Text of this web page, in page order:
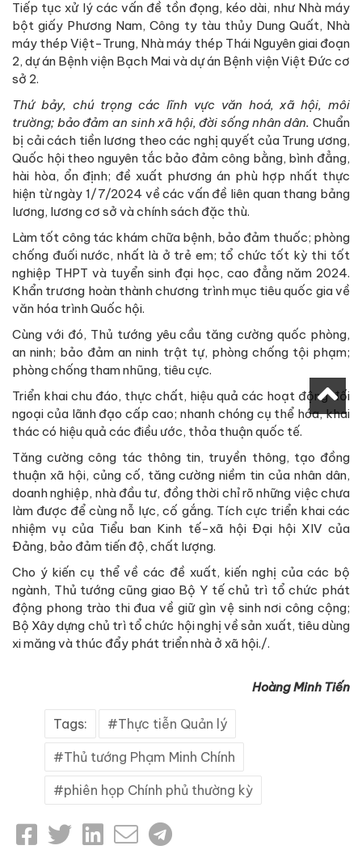
Tiếp tục xử lý các vấn đề tồn đọng, kéo dài, như Nhà máy
bột giấy Phương Nam, Công ty tàu thủy Dung Quất, Nhà
máy thép Việt-Trung, Nhà máy thép Thái Nguyên giai đoạn
2, dự án Bệnh viện Bạch Mai và dự án Bệnh viện Việt Đức cơ
sở 2.
Thứ bảy, chú trọng các lĩnh vực văn hoá, xã hội, môi
trường; bảo đảm an sinh xã hội, đời sống nhân dân. Chuẩn
bị cải cách tiền lương theo các nghị quyết của Trung ương,
Quốc hội theo nguyên tắc bảo đảm công bằng, bình đẳng,
hài hòa, ổn định; đề xuất phương án phù hợp nhất thực
hiện từ ngày 1/7/2024 về các vấn đề liên quan thang bảng
lương, lương cơ sở và chính sách đặc thù.
Làm tốt công tác khám chữa bệnh, bảo đảm thuốc; phòng
chống đuối nước, nhất là ở trẻ em; tổ chức tốt kỳ thi tốt
nghiệp THPT và tuyển sinh đại học, cao đẳng năm 2024.
Khẩn trương hoàn thành chương trình mục tiêu quốc gia về
văn hóa trình Quốc hội.
Cùng với đó, Thủ tướng yêu cầu tăng cường quốc phòng,
an ninh; bảo đảm an ninh trật tự, phòng chống tội phạm;
phòng chống tham nhũng, tiêu cực.
Triển khai chu đáo, thực chất, hiệu quả các hoạt động đối
ngoại của lãnh đạo cấp cao; nhanh chóng cụ thể hóa, khai
thác có hiệu quả các điều ước, thỏa thuận quốc tế.
Tăng cường công tác thông tin, truyền thông, tạo đồng
thuận xã hội, củng cố, tăng cường niềm tin của nhân dân,
doanh nghiệp, nhà đầu tư, đồng thời chỉ rõ những việc chưa
làm được để cùng nỗ lực, cố gắng. Tích cực triển khai các
nhiệm vụ của Tiểu ban Kinh tế-xã hội Đại hội XIV của
Đảng, bảo đảm tiến độ, chất lượng.
Cho ý kiến cụ thể về các đề xuất, kiến nghị của các bộ
ngành, Thủ tướng cũng giao Bộ Y tế chủ trì tổ chức phát
động phong trào thi đua về giữ gìn vệ sinh nơi công cộng;
Bộ Xây dựng chủ trì tổ chức hội nghị về sản xuất, tiêu dùng
xi măng và thúc đẩy phát triển nhà ở xã hội./.
Hoàng Minh Tiến
Tags: Thực tiễn Quản lý
Thủ tướng Phạm Minh Chính
phiên họp Chính phủ thường kỳ